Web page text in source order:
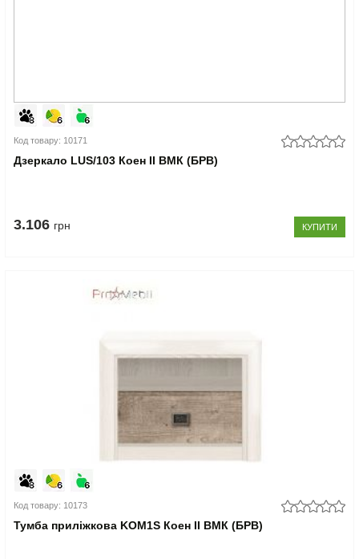
Код товару: 10171
Дзеркало LUS/103 Коен II ВМК (БРВ)
3.106 грн КУПИТИ
Код товару: 10173
Тумба приліжкова KOM1S Коен II ВМК (БРВ)